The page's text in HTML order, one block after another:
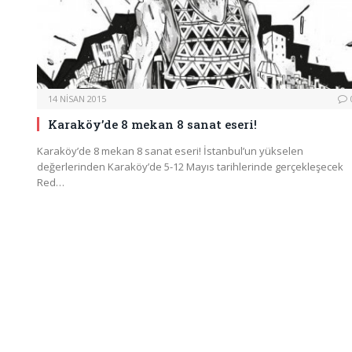
14 NISAN 2015
Karaköy’de 8 mekan 8 sanat eseri!
Karaköy’de 8 mekan 8 sanat eseri! İstanbul’un yükselen
değerlerinden Karaköy’de 5-12 Mayıs tarihlerinde gerçekleşecek
Red…